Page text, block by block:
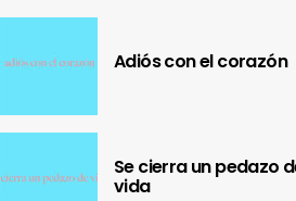
Adiós con el corazón
Se cierra un pedazo
vida